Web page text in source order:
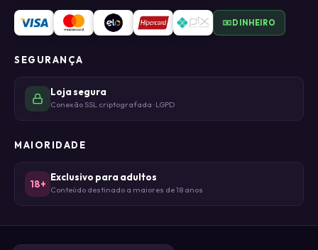
DINHEIRO
SEGURANÇA
Loja segura
Conexão SSL criptografada · LGPD
MAIORIDADE
18+
Exclusivo para adultos
Conteúdo destinado a maiores de 18 anos